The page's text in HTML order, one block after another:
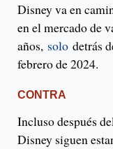
Disney va en
en el mercado de
años, solo detrás
febrero de 2024.
CONTRA
Incluso después
Disney siguen